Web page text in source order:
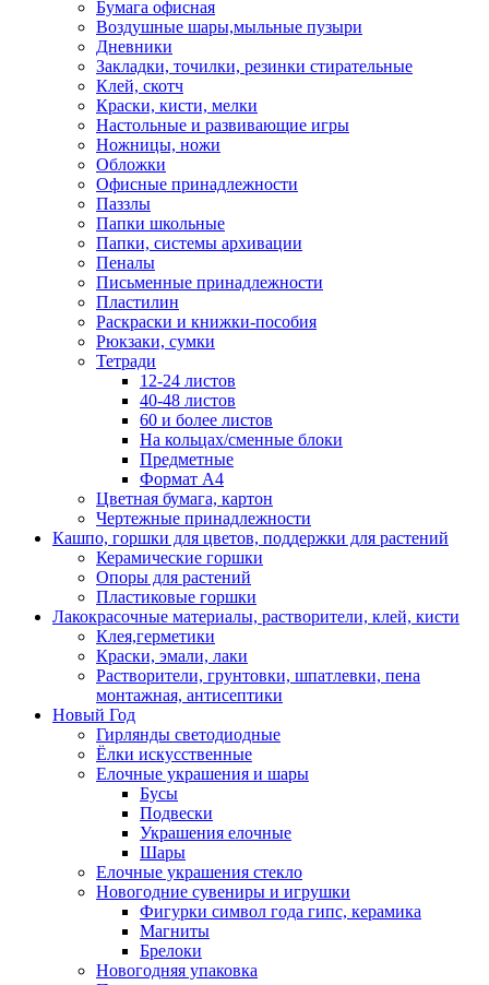
Бумага офисная
Воздушные шары,мыльные пузыри
Дневники
Закладки, точилки, резинки стирательные
Клей, скотч
Краски, кисти, мелки
Настольные и развивающие игры
Ножницы, ножи
Обложки
Офисные принадлежности
Паззлы
Папки школьные
Папки, системы архивации
Пеналы
Письменные принадлежности
Пластилин
Раскраски и книжки-пособия
Рюкзаки, сумки
Тетради
12-24 листов
40-48 листов
60 и более листов
На кольцах/сменные блоки
Предметные
Формат А4
Цветная бумага, картон
Чертежные принадлежности
Кашпо, горшки для цветов, поддержки для растений
Керамические горшки
Опоры для растений
Пластиковые горшки
Лакокрасочные материалы, растворители, клей, кисти
Клея,герметики
Краски, эмали, лаки
Растворители, грунтовки, шпатлевки, пена
монтажная, антисептики
Новый Год
Гирлянды светодиодные
Ёлки искусственные
Елочные украшения и шары
Бусы
Подвески
Украшения елочные
Шары
Елочные украшения стекло
Новогодние сувениры и игрушки
Фигурки символ года гипс, керамика
Магниты
Брелоки
Новогодняя упаковка